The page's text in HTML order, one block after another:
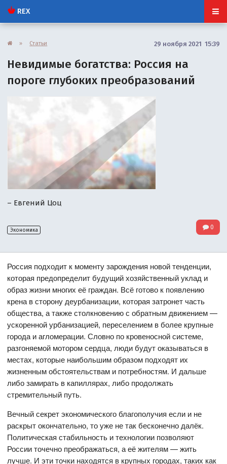
REX
» Статьи 29 ноября 2021 15:39
Невидимые богатства: Россия на
пороге глубоких преобразований
– Евгений Цоц
Экономика 0
Россия подходит к моменту зарождения новой тенденции,
которая предопределит будущий хозяйственный уклад и
образ жизни многих её граждан. Всё готово к появлению
крена в сторону деурбанизации, которая затронет часть
общества, а также столкновению с обратным движением —
ускоренной урбанизацией, переселением в более крупные
города и агломерации. Словно по кровеносной системе,
разгоняемой мотором сердца, люди будут оказываться в
местах, которые наибольшим образом подходят их
жизненным обстоятельствам и потребностям. И дальше
либо замирать в капиллярах, либо продолжать
стремительный путь.
Вечный секрет экономического благополучия если и не
раскрыт окончательно, то уже не так бесконечно далёк.
Политическая стабильность и технологии позволяют
России точечно преображаться, а её жителям — жить
лучше. И эти точки находятся в крупных городах, таких как